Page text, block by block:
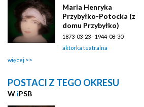
Maria Henryka
Przybyłko-Potocka (z
domu Przybyłko)
1873-03-23 - 1944-08-30
aktorka teatralna
więcej
POSTACI Z TEGO OKRESU
W iPSB